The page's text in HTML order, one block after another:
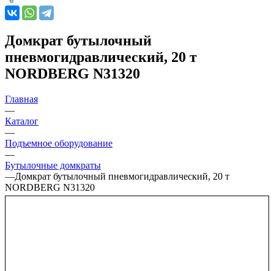
Домкрат бутылочный
пневмогидравлический, 20 т
NORDBERG N31320
Главная
—
Каталог
—
Подъемное оборудование
—
Бутылочные домкраты
—Домкрат бутылочный пневмогидравлический, 20 т
NORDBERG N31320